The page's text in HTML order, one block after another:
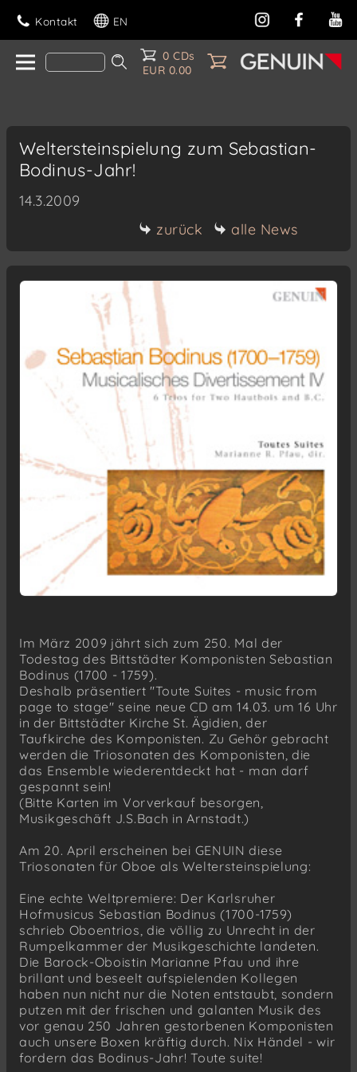
Kontakt EN
0 CDs
EUR 0.00
Weltersteinspielung zum Sebastian-
Bodinus-Jahr!
14.3.2009
zurück
alle News
Im März 2009 jährt sich zum 250. Mal der
Todestag des Bittstädter Komponisten Sebastian
Bodinus (1700 - 1759).
Deshalb präsentiert "Toute Suites - music from
page to stage" seine neue CD am 14.03. um 16 Uhr
in der Bittstädter Kirche St. Ägidien, der
Taufkirche des Komponisten. Zu Gehör gebracht
werden die Triosonaten des Komponisten, die
das Ensemble wiederentdeckt hat - man darf
gespannt sein!
(Bitte Karten im Vorverkauf besorgen,
Musikgeschäft J.S.Bach in Arnstadt.)
Am 20. April erscheinen bei GENUIN diese
Triosonaten für Oboe als Weltersteinspielung:
Eine echte Weltpremiere: Der Karlsruher
Hofmusicus Sebastian Bodinus (1700-1759)
schrieb Oboentrios, die völlig zu Unrecht in der
Rumpelkammer der Musikgeschichte landeten.
Die Barock-Oboistin Marianne Pfau und ihre
brillant und beseelt aufspielenden Kollegen
haben nun nicht nur die Noten entstaubt, sondern
putzen mit der frischen und galanten Musik des
vor genau 250 Jahren gestorbenen Komponisten
auch unsere Boxen kräftig durch. Nix Händel - wir
fordern das Bodinus-Jahr! Toute suite!